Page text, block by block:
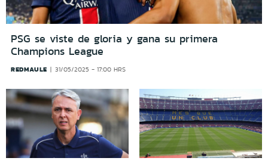
PSG se viste de gloria y gana su primera
Champions League
REDMAULE 31/05/2025 - 17:00 HRS